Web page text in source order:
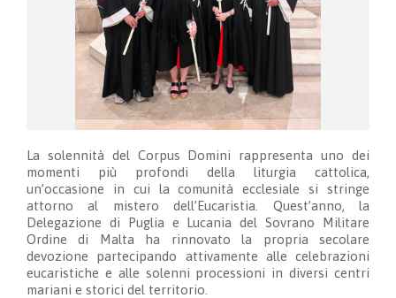
La solennità del Corpus Domini rappresenta uno dei
momenti più profondi della liturgia cattolica,
un’occasione in cui la comunità ecclesiale si stringe
attorno al mistero dell’Eucaristia. Quest’anno, la
Delegazione di Puglia e Lucania del Sovrano Militare
Ordine di Malta ha rinnovato la propria secolare
devozione partecipando attivamente alle celebrazioni
eucaristiche e alle solenni processioni in diversi centri
mariani e storici del territorio.